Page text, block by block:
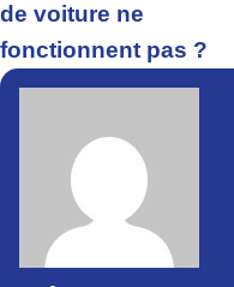
de voiture ne
fonctionnent pas ?